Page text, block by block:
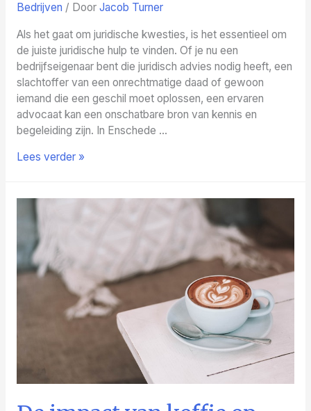
Bedrijven / Door Jacob Turner
Als het gaat om juridische kwesties, is het essentieel om
de juiste juridische hulp te vinden. Of je nu een
bedrijfseigenaar bent die juridisch advies nodig heeft, een
slachtoffer van een onrechtmatige daad of gewoon
iemand die een geschil moet oplossen, een ervaren
advocaat kan een onschatbare bron van kennis en
begeleiding zijn. In Enschede …
Advocaten
binnen
handbereik
Lees verder »